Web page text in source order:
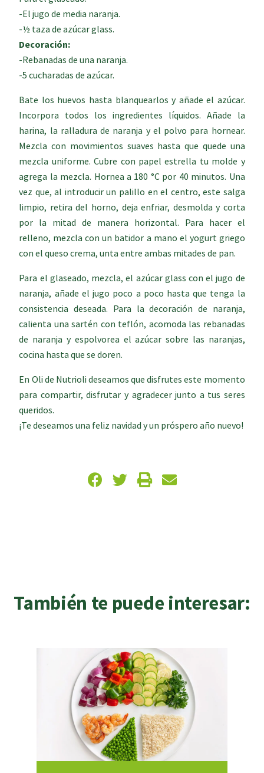
-El jugo de media naranja.
-½ taza de azúcar glass.
Decoración:
-Rebanadas de una naranja.
-5 cucharadas de azúcar.
Bate los huevos hasta blanquearlos y añade el azúcar.
Incorpora todos los ingredientes líquidos. Añade la
harina, la ralladura de naranja y el polvo para hornear.
Mezcla con movimientos suaves hasta que quede una
mezcla uniforme. Cubre con papel estrella tu molde y
agrega la mezcla. Hornea a 180 °C por 40 minutos. Una
vez que, al introducir un palillo en el centro, este salga
limpio, retira del horno, deja enfriar, desmolda y corta
por la mitad de manera horizontal. Para hacer el
relleno, mezcla con un batidor a mano el yogurt griego
con el queso crema, unta entre ambas mitades de pan.
Para el glaseado, mezcla, el azúcar glass con el jugo de
naranja, añade el jugo poco a poco hasta que tenga la
consistencia deseada. Para la decoración de naranja,
calienta una sartén con teflón, acomoda las rebanadas
de naranja y espolvorea el azúcar sobre las naranjas,
cocina hasta que se doren.
En Oli de Nutrioli deseamos que disfrutes este momento
para compartir, disfrutar y agradecer junto a tus seres
queridos.
¡Te deseamos una feliz navidad y un próspero año nuevo!
También te puede interesar: